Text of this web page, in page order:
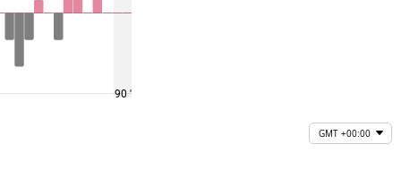
90 '
GMT +00:00